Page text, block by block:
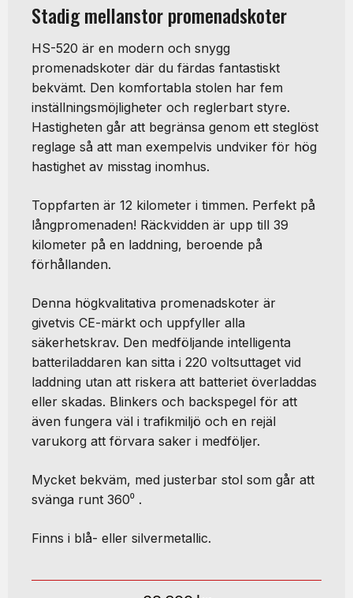
Stadig mellanstor promenadskoter
HS-520 är en modern och snygg
promenadskoter där du färdas fantastiskt
bekvämt. Den komfortabla stolen har fem
inställningsmöjligheter och reglerbart styre.
Hastigheten går att begränsa genom ett steglöst
reglage så att man exempelvis undviker för hög
hastighet av misstag inomhus.
Toppfarten är 12 kilometer i timmen. Perfekt på
långpromenaden! Räckvidden är upp till 39
kilometer på en laddning, beroende på
förhållanden.
Denna högkvalitativa promenadskoter är
givetvis CE-märkt och uppfyller alla
säkerhetskrav. Den medföljande intelligenta
batteriladdaren kan sitta i 220 voltsuttaget vid
laddning utan att riskera att batteriet överladdas
eller skadas. Blinkers och backspegel för att
även fungera väl i trafikmiljö och en rejäl
varukorg att förvara saker i medföljer.
Mycket bekväm, med justerbar stol som går att
svänga runt 360⁰ .
Finns i blå- eller silvermetallic.